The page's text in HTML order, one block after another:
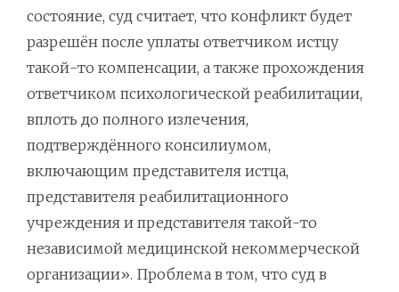
состояние, суд считает, что конфликт будет
разрешён после уплаты ответчиком истцу
такой-то компенсации, а также прохождения
ответчиком психологической реабилитации,
вплоть до полного излечения,
подтверждённого консилиумом,
включающим представителя истца,
представителя реабилитационного
учреждения и представителя такой-то
независимой медицинской некоммерческой
организации». Проблема в том, что суд в